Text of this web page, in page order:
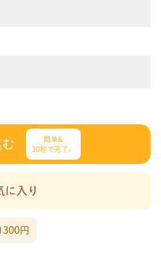
簡単&
30秒で完了♩
に入り
円